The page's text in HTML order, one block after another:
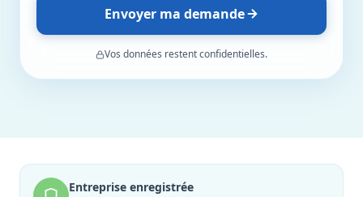
Envoyer ma demande
Vos données restent confidentielles.
Entreprise enregistrée